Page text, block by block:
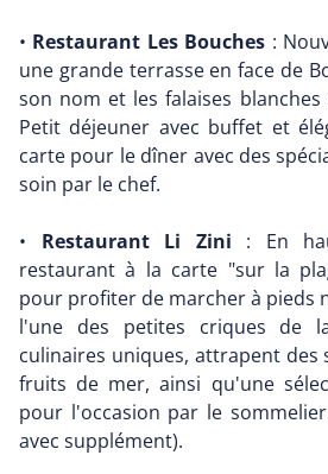
• Restaurant Les Bouches :
une grande terrasse en face de
son nom et les falaises
Petit déjeuner avec buffet et
carte pour le dîner avec des
soin par le chef.
• Restaurant Li Zini : En
restaurant à la carte "sur la
pour profiter de marcher à pieds
l'une des petites criques de
culinaires uniques, attrapent des
fruits de mer, ainsi qu'une
pour l'occasion par le
avec supplément).